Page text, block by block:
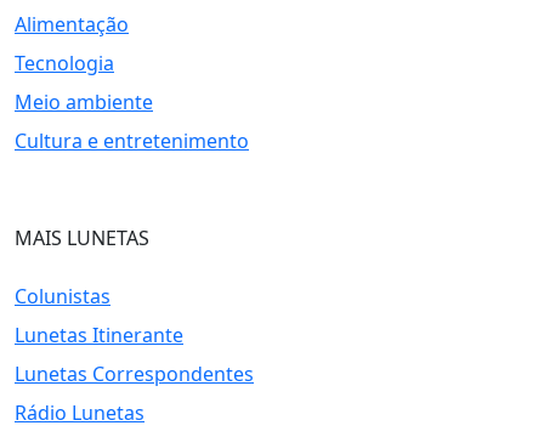
Alimentação
Tecnologia
Meio ambiente
Cultura e entretenimento
MAIS LUNETAS
Colunistas
Lunetas Itinerante
Lunetas Correspondentes
Rádio Lunetas